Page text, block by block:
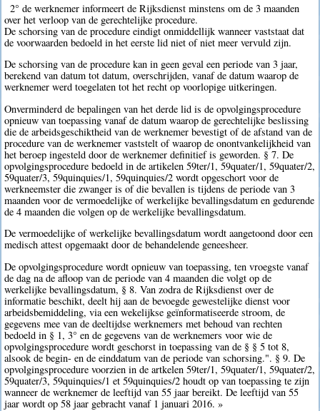
2° de werknemer informeert de Rijksdienst minstens om de 3 maanden
over het verloop van de gerechtelijke procedure.
De schorsing van de procedure eindigt onmiddellijk wanneer vaststaat dat
de voorwaarden bedoeld in het eerste lid niet of niet meer vervuld zijn.
De schorsing van de procedure kan in geen geval een periode van 3 jaar,
berekend van datum tot datum, overschrijden, vanaf de datum waarop de
werknemer werd toegelaten tot het recht op voorlopige uitkeringen.
Onverminderd de bepalingen van het derde lid is de opvolgingsprocedure
opnieuw van toepassing vanaf de datum waarop de gerechtelijke beslissing
die de arbeidsgeschiktheid van de werknemer bevestigt of de afstand van de
procedure van de werknemer vaststelt of waarop de onontvankelijkheid van
het beroep ingesteld door de werknemer definitief is geworden. § 7. De
opvolgingsprocedure bedoeld in de artikelen 59ter/1, 59quater/1, 59quater/2,
59quater/3, 59quinquies/1, 59quinquies/2 wordt opgeschort voor de
werkneemster die zwanger is of die bevallen is tijdens de periode van 3
maanden voor de vermoedelijke of werkelijke bevallingsdatum en gedurende
de 4 maanden die volgen op de werkelijke bevallingsdatum.
De vermoedelijke of werkelijke bevallingsdatum wordt aangetoond door een
medisch attest opgemaakt door de behandelende geneesheer.
De opvolgingsprocedure wordt opnieuw van toepassing, ten vroegste vanaf
de dag na de afloop van de periode van 4 maanden die volgt op de
werkelijke bevallingsdatum, § 8. Van zodra de Rijksdienst over de
informatie beschikt, deelt hij aan de bevoegde gewestelijke dienst voor
arbeidsbemiddeling, via een wekelijkse geïnformatiseerde stroom, de
gegevens mee van de deeltijdse werknemers met behoud van rechten
bedoeld in § 1, 3° en de gegevens van de werknemers voor wie de
opvolgingsprocedure wordt geschorst in toepassing van de § § 5 tot 8,
alsook de begin- en de einddatum van de periode van schorsing.". § 9. De
opvolgingsprocedure voorzien in de artkelen 59ter/1, 59quater/1, 59quater/2,
59quater/3, 59quinquies/1 et 59quinquies/2 houdt op van toepassing te zijn
wanneer de werknemer de leeftijd van 55 jaar bereikt. De leeftijd van 55
jaar wordt op 58 jaar gebracht vanaf 1 januari 2016. »